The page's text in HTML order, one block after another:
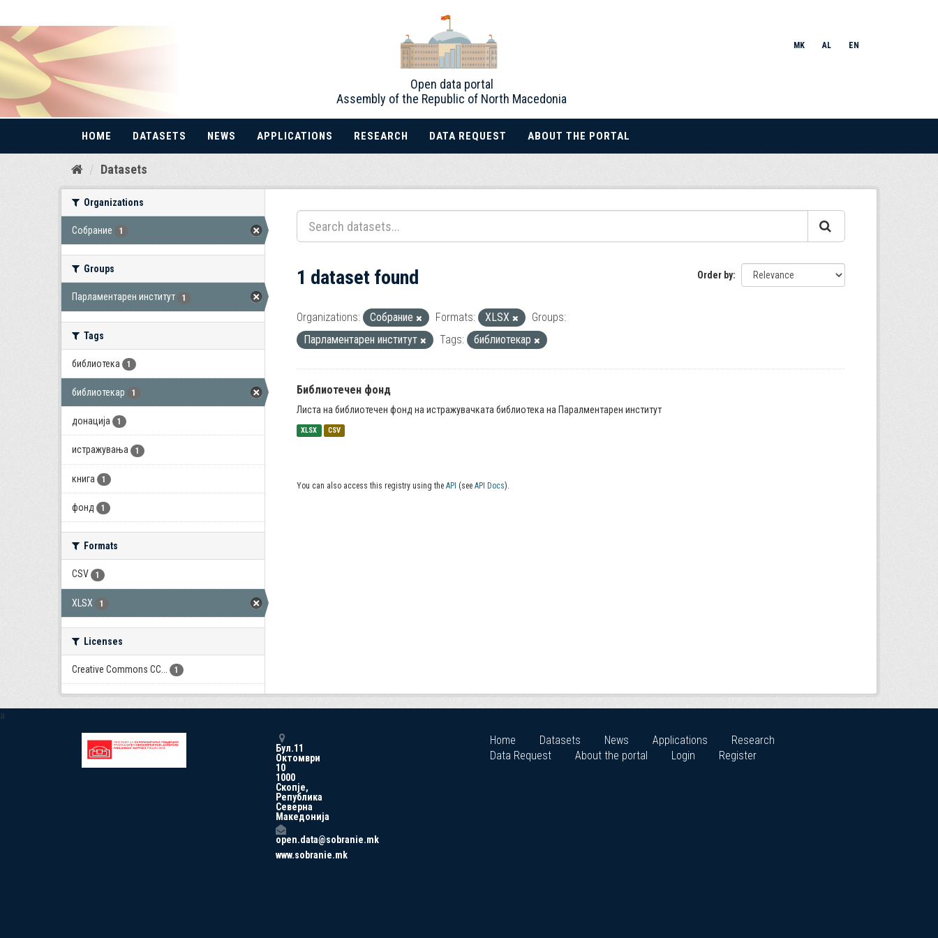
Skip
Open data portal
Assembly of the Republic of North Macedonia
MK AL EN
HOME DATASETS NEWS APPLICATIONS RESEARCH DATA REQUEST ABOUT THE PORTAL
Datasets
Organizations
Собрание 1
Groups
Парламентарен институт 1
Tags
библиотека 1
библиотекар 1
донација 1
истражувања 1
книга 1
фонд 1
Formats
CSV 1
XLSX 1
Licenses
Creative Commons CC... 1
Order by
1 dataset found
Organizations: Собрание Formats: XLSX
Groups:
Парламентарен институт
Tags: библиотекар
Библиотечен фонд
Листа на библиотечен фонд на истражувачката библиотека на Паралментарен институт
XLSX CSV
You can also access this registry using the API (see API Docs).
a
Бул.11
Октомври
10
1000
Скопје,
Република
Северна
Македонија
open.data@sobranie.mk
www.sobranie.mk
Home Datasets News Applications
Research
Data Request
About the portal Login Register